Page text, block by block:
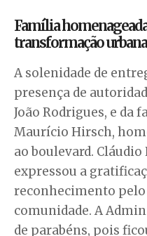
Família
transformação urbana
A solenidade de
presença de
João Rodrigues, e da
Maurício Hirsch,
ao boulevard.
expressou a
reconhecimento pelo
comunidade. A
de parabéns, pois